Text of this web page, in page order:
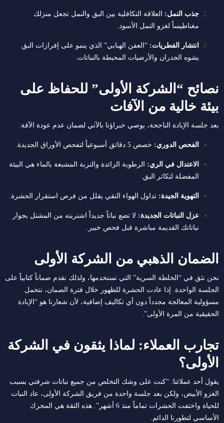
جذب النمل: العلاقة التكافلية بين البق والنمل تجعل منزلك
مغناطيساً لغزو النمل الأسود.
انتشار الفطريات: “العفن الهبابي” الذي ينمو على إفرازات البق
يشوه الجدران والأرضيات المحيطة بالنباتات.
نصائح “الشركة الأولى” للحفاظ على
بيئة خالية من الآفات
بعد جلسة الإبادة الناجحة، يوصي خبراؤنا بالآتي لضمان عدم عودة الآفة:
الفحص الدوري: خصص 5 دقائق أسبوعياً لتفحص الأوراق الجديدة.
الاعتدال في الري: الرطوبة الزائدة والتربة المشبعة بالماء هي البيئة
المفضلة لتكاثر البق.
التهوية الجيدة: تداول الهواء النقي يقلل من فرص استقرار الحشرة.
عزل النباتات الجديدة: لا تضع نباتاً جديداً اشتريته من المشتل بجوار
نباتاتك القديمة مباشرة قبل فحص خبير.
الضمان الذهبي من الشركة الأولى
نحن نثق في “الخلطة السرية” التي نستخدمها، ولذلك نقدم ضماناً كتابياً على
الجلسة الواحدة. إذا عادت الحشرة للظهور خلال فترة الضمان، نتحمل
مسؤولية المعالجة مجدداً دون أي تكاليف إضافية، لأن شعارنا هو “الإبادة
الحقيقية من المرة الأولى”.
تجارب العملاء: لماذا يثقون في الشركة
الأولى؟
يقول أحد عملائنا: “كنت على وشك التخلص من جميع نباتات شرفتي بسبب
الغزو الأبيض، ولكن بعد جلسة واحدة من فريق الشركة الأولى، عاد النبات
للحياة واختفت الحشرات تماماً منذ 6 أشهر”. هذه الثقة هي المحرك
الأساسي لتطورنا الدائم.